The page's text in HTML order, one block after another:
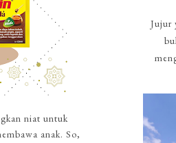
niat untuk
anak. So,
Jujur